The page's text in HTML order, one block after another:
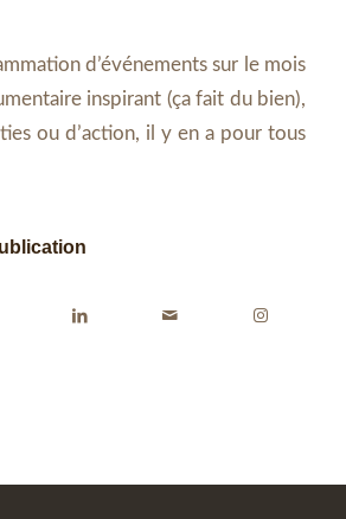
d’événements sur le mois
inspirant (ça fait du bien),
ou d’action, il y en a pour tous